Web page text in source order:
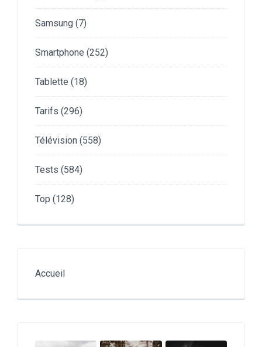
Samsung (7)
Smartphone (252)
Tablette (18)
Tarifs (296)
Télévision (558)
Tests (584)
Top (128)
Accueil